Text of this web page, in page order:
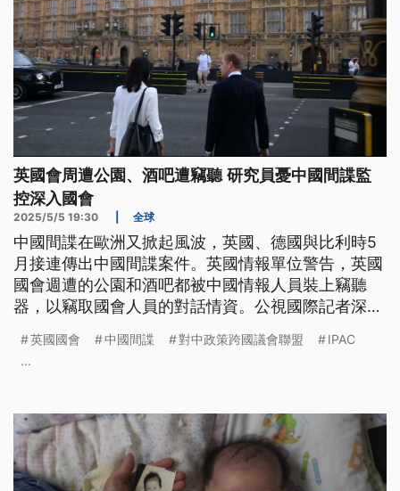
英國會周遭公園、酒吧遭竊聽 研究員憂中國間諜監
控深入國會
2025/5/5 19:30 全球
中國間諜在歐洲又掀起風波，英國、德國與比利時5
月接連傳出中國間諜案件。英國情報單位警告，英國
國會週遭的公園和酒吧都被中國情報人員裝上竊聽
器，以竊取國會人員的對話情資。公視國際記者深入
會的手法。
英國國會 中國間諜 對中政策跨國議會聯盟
IPAC
...